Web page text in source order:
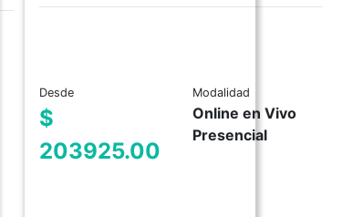
Desde
$
203925.00
Modalidad
Online en Vivo
Presencial